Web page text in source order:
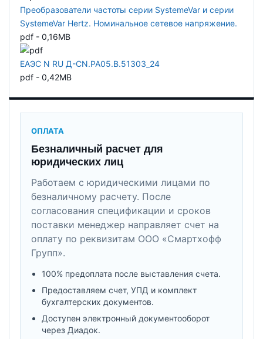
Преобразователи частоты серии SystemeVar и серии
SystemeVar Hertz. Номинальное сетевое напряжение.
pdf - 0,16MB
ЕАЭС N RU Д-CN.РА05.В.51303_24
pdf - 0,42MB
ОПЛАТА
Безналичный расчет для
юридических лиц
Работаем с юридическими лицами по
безналичному расчету. После
согласования спецификации и сроков
поставки менеджер направляет счет на
оплату по реквизитам ООО «Смартхофф
Групп».
100% предоплата после выставления счета.
Предоставляем счет, УПД и комплект
бухгалтерских документов.
Доступен электронный документооборот
через Диадок.